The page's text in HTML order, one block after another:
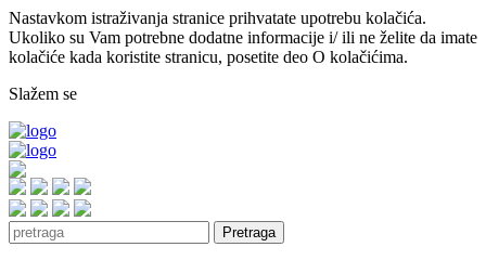
Nastavkom istraživanja stranice prihvatate upotrebu kolačića.
Ukoliko su Vam potrebne dodatne informacije i/ ili ne želite da imate
kolačiće kada koristite stranicu, posetite deo O kolačićima.
Slažem se
Pretraga